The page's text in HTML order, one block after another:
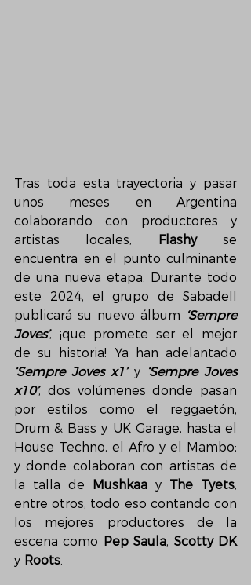
Tras toda esta trayectoria y pasar
unos meses en Argentina
colaborando con productores y
artistas locales,
Flashy se
encuentra en el punto culminante
de una nueva etapa. Durante todo
este 2024, el grupo de Sabadell
publicará su nuevo álbum ‘Sempre
Joves’, ¡que promete ser el mejor
‘Sempre Joves x1’ y ‘Sempre Joves
x10’, dos volúmenes donde pasan
por estilos como el reggaetón,
Drum & Bass y UK Garage, hasta el
House Techno, el Afro y el Mambo;
y donde colaboran con artistas de
la talla de
Mushkaa y The Tyets,
entre otros; todo eso contando con
los mejores productores de la
escena como Pep Saula, Scotty DK
y Roots.